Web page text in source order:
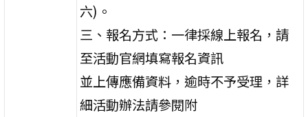
六)。
三、報名方式：一律採線上報名，請
至活動官網填寫報名資訊
並上傳應備資料，逾時不予受理，詳
細活動辦法請參閱附